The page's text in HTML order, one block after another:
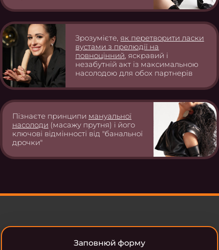
Зрозумієте, як перетворити ласки
вустами з прелюдії на
повноцінний , яскравий і
незабутній акт із максимальною
насолодою для обох партнерів
Пізнаєте принципи мануальної
насолоди (масажу прутня) і його
ключові відмінності від "банальної
дрочки"
Заповнюй форму